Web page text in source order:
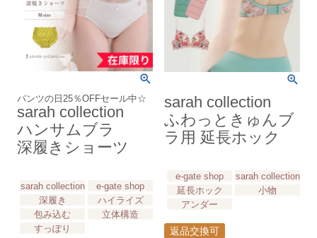
パンツの日25％OFFセール中☆
sarah collection
ハンサムブラ
深履きショーツ
sarah collection
e-gate shop
深履き
ハイライズ
包み込む
立体構造
すっぽり
sarah collection
ふわっときゅんブ
ラ用 延長ホック
e-gate shop
sarah collection
延長ホック
小物
アンダー
返品交換可